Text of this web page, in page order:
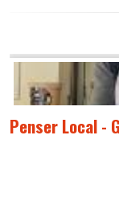
Penser Local -